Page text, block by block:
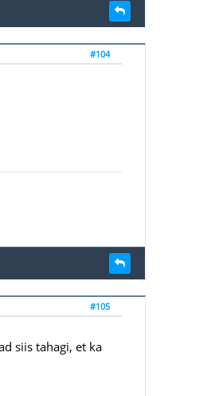
#104
#105
siis tahagi, et ka